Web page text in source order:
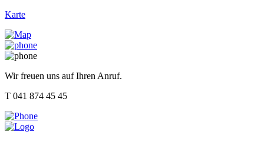
Karte
Wir freuen uns auf Ihren Anruf.
T 041 874 45 45